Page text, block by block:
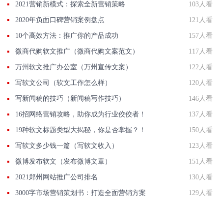
2021营销新模式：探索全新营销策略 103人看
2020年负面口碑营销案例盘点 121人看
10个高效方法：推广你的产品成功 157人看
微商代购软文推广（微商代购文案范文） 117人看
万州软文推广办公室（万州宣传文案） 122人看
写软文公司（软文工作怎么样） 120人看
写新闻稿的技巧（新闻稿写作技巧） 146人看
16招网络营销攻略，助你成为行业佼佼者！ 137人看
19种软文标题类型大揭秘，你是否掌握？！ 150人看
写软文多少钱一篇（写软文收入） 123人看
微博发布软文（发布微博文章） 151人看
2021郑州网站推广公司排名 130人看
3000字市场营销策划书：打造全面营销方案 129人看